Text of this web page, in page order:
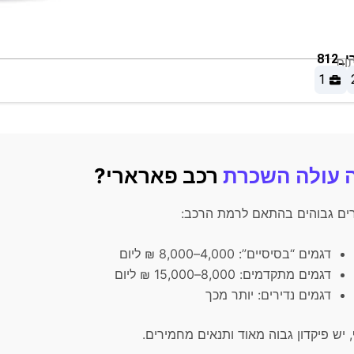
1
עולה השכרת רכב פארארי?
גבוהים בהתאם לרמת הרכב:
דגמים “בסיסיים”: 4,000–8,000 ₪ ליום
דגמים מתקדמים: 8,000–15,000 ₪ ליום
דגמים נדירים: יותר מכך
יש פיקדון גבוה מאוד ותנאים מחמירים.